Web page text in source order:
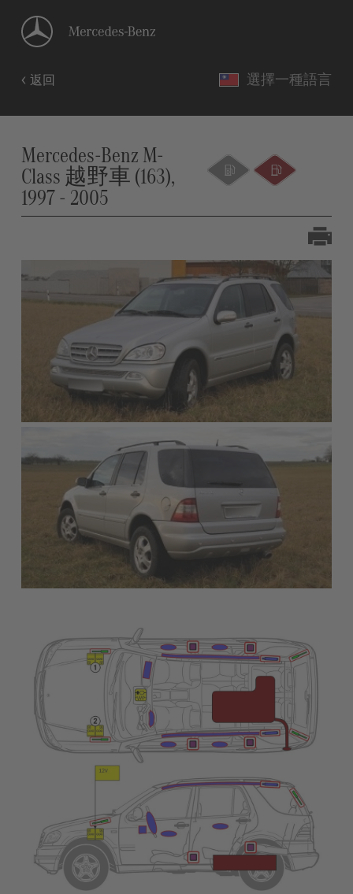
返回 選擇一種語言
Mercedes-Benz M-
Class 越野車 (163),
1997 - 2005